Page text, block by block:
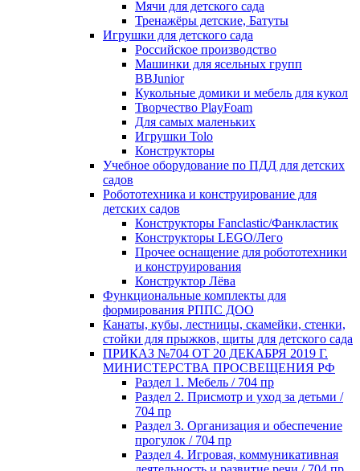
Мячи для детского сада
Тренажёры детские, Батуты
Игрушки для детского сада
Российское производство
Машинки для ясельных групп
BBJunior
Кукольные домики и мебель для кукол
Творчество PlayFoam
Для самых маленьких
Игрушки Tolo
Конструкторы
Учебное оборудование по ПДД для детских
садов
Робототехника и конструирование для
детских садов
Конструкторы Fanclastic/Фанкластик
Конструкторы LEGO/Лего
Прочее оснащение для робототехники
и конструирования
Конструктор Лёва
Функциональные комплекты для
формирования РППС ДОО
Канаты, кубы, лестницы, скамейки, стенки,
стойки для прыжков, щиты для детского сада
ПРИКАЗ №704 ОТ 20 ДЕКАБРЯ 2019 Г.
МИНИСТЕРСТВА ПРОСВЕЩЕНИЯ РФ
Раздел 1. Мебель / 704 пр
Раздел 2. Присмотр и уход за детьми /
704 пр
Раздел 3. Организация и обеспечение
прогулок / 704 пр
Раздел 4. Игровая, коммуникативная